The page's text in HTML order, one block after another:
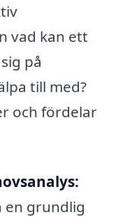
vad kan ett
på
till med?
och fördelar
en grundlig